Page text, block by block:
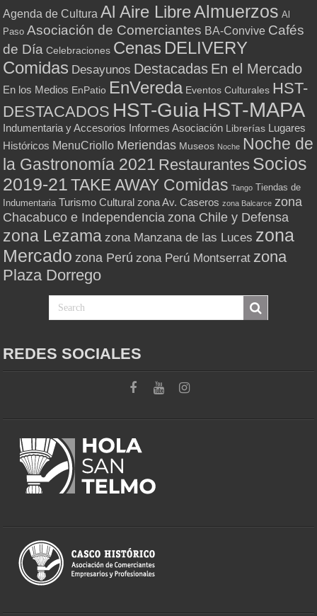
Agenda de Cultura Al Aire LibreAlmuerzos Al
Paso Asociación de Comerciantes BA-Convive Cafés
de Día Celebraciones Cenas DELIVERY
Comidas Desayunos Destacadas En el Mercado
En los Medios EnPatio EnVereda Eventos Culturales HST-
DESTACADOS HST-GuiaHST-MAPA
Indumentaria y Accesorios Informes Asociación Librerías Lugares
Históricos MenuCriollo Meriendas Museos Noche Noche de
la Gastronomía 2021 Restaurantes Socios
2019-21 TAKE AWAY Comidas Tango Tiendas de
Indumentaria Turismo Cultural zona Av. Caseros zona Balcarce zona
Chacabuco e Independencia zona Chile y Defensa
zona Lezama zona Manzana de las Luces zona
Mercado zona Perú zona Perú Montserrat zona
Plaza Dorrego
REDES SOCIALES